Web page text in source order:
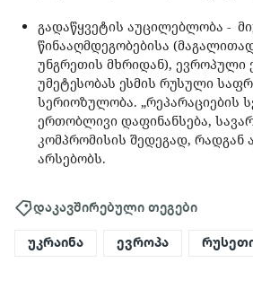
გადაწყვეტის აუცილებლობა -
წინააღმდეგობებისა
უნგრეთის მხრიდან), ევროპული
უმეტესობას ესმის რუსული
სერიოზულობა. „რეპარაციების
ერთობლივი დაფინანსება,
კომპრომისის შედეგად, რადგან
არსებობს.
დაკავშირებული თეგები
უკრაინა ევროპა